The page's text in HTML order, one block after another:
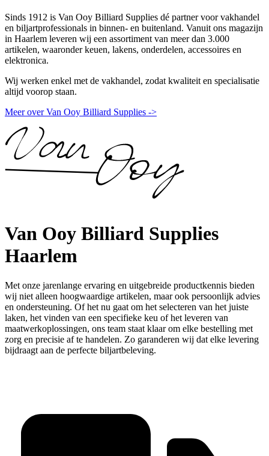
Sinds 1912 is Van Ooy Billiard Supplies dé partner voor vakhandel
en biljartprofessionals in binnen- en buitenland. Vanuit ons magazijn
in Haarlem leveren wij een assortiment van meer dan 3.000
artikelen, waaronder keuen, lakens, onderdelen, accessoires en
elektronica.
Wij werken enkel met de vakhandel, zodat kwaliteit en specialisatie
altijd voorop staan.
Meer over Van Ooy Billiard Supplies ->
Van Ooy Billiard Supplies
Haarlem
Met onze jarenlange ervaring en uitgebreide productkennis bieden
wij niet alleen hoogwaardige artikelen, maar ook persoonlijk advies
en ondersteuning. Of het nu gaat om het selecteren van het juiste
laken, het vinden van een specifieke keu of het leveren van
maatwerkoplossingen, ons team staat klaar om elke bestelling met
zorg en precisie af te handelen. Zo garanderen wij dat elke levering
bijdraagt aan de perfecte biljartbeleving.